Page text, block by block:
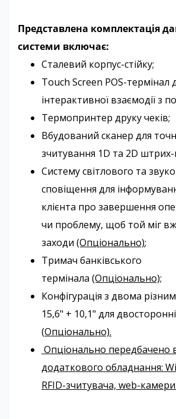
Представлена комплектація
системи включає:
Сталевий корпус-стійку;
Touch Screen POS-термінал
інтерактивної взаємодії з
Термопринтер друку чеків;
Вбудований сканер для
зчитування 1D та 2D штрих-
Систему світлового та
сповіщення для
клієнта про завершення
чи проблему, щоб той міг
заходи (Опціонально);
Тримач банківського
термінала (Опціонально);
Конфігурація з двома
15,6" + 10,1" для
(Опціонально).
Опціонально передбачено
додаткового обладнання:
RFID-зчитувача, web-камери.